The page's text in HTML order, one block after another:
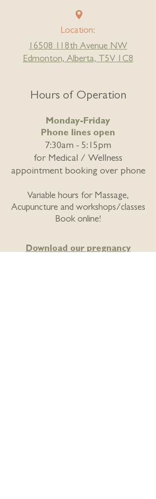
Location:
16508118th Avenue NW
Edmonton, Alberta, T5V 1C8
Hours of Operation
Monday-Friday
Phone lines open
7:30am - 5:15pm
for Medical / Wellness
appointment booking over phone
Variable hours for Massage,
Acupuncture and workshops/classes
Book online!
Download our pregnancy